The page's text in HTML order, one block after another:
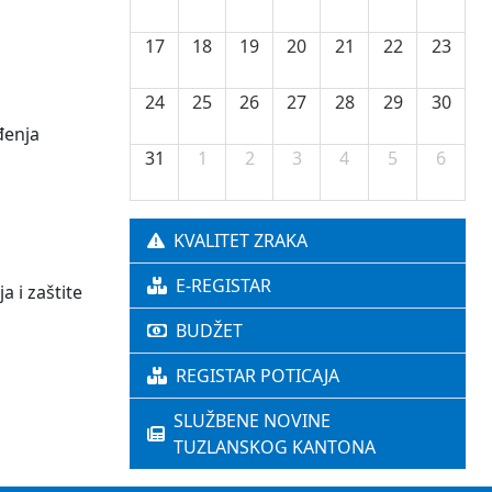
i zaštite
17 18 19 20 21 22 23
24 25 26 27 28 29 30
31 1 2 3 4 5 6
KVALITET ZRAKA
E-REGISTAR
BUDŽET
REGISTAR POTICAJA
SLUŽBENE NOVINE
TUZLANSKOG KANTONA